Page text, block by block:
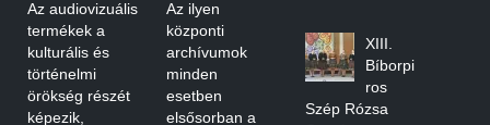
Az audiovizuális
termékek a
kulturális és
történelmi
örökség részét
képezik,
Az ilyen
központi
archívumok
minden
esetben
elsősorban a
XIII.
Bíborpi
ros
Szép Rózsa